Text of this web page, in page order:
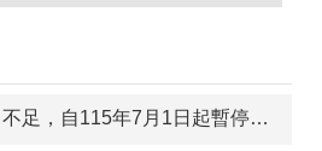
身分證，省時、快速又方便。
自115年7月1日起暫停中午12時至13時臨櫃服務!